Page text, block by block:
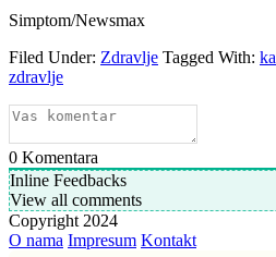
Simptom/Newsmax
Filed Under: Zdravlje Tagged With:
zdravlje
0 Komentara
Inline Feedbacks
View all comments
Copyright 2024
O nama Impresum Kontakt